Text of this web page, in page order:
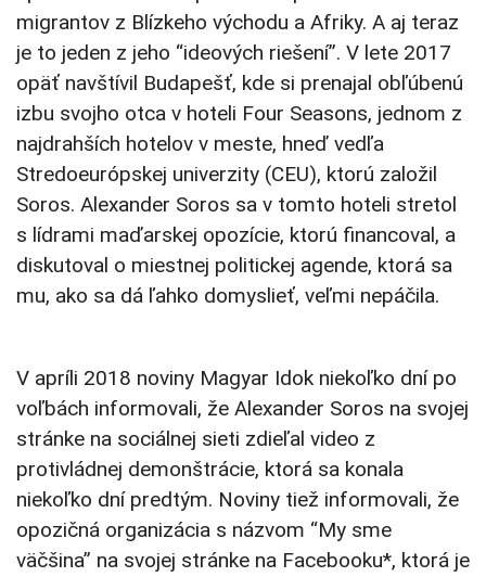
migrantov z Blízkeho východu a Afriky. A aj teraz
je to jeden z jeho “ideových riešení”. V lete 2017
opäť navštívil Budapešť, kde si prenajal obľúbenú
izbu svojho otca v hoteli Four Seasons, jednom z
najdrahších hotelov v meste, hneď vedľa
Stredoeurópskej univerzity (CEU), ktorú založil
Soros. Alexander Soros sa v tomto hoteli stretol
s lídrami maďarskej opozície, ktorú financoval, a
diskutoval o miestnej politickej agende, ktorá sa
mu, ako sa dá ľahko domyslieť, veľmi nepáčila.
V apríli 2018 noviny Magyar Idok niekoľko dní po
voľbách informovali, že Alexander Soros na svojej
stránke na sociálnej sieti zdieľal video z
protivládnej demonštrácie, ktorá sa konala
niekoľko dní predtým. Noviny tiež informovali, že
opozičná organizácia s názvom “My sme
väčšina” na svojej stránke na Facebooku*, ktorá je